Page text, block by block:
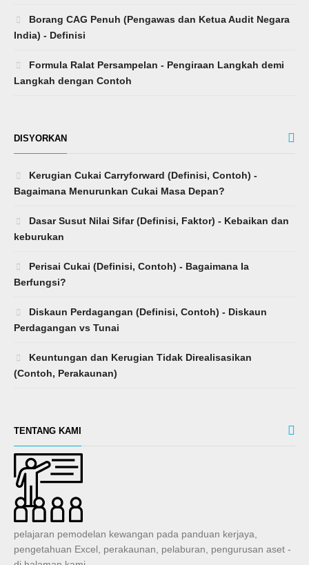
Borang CAG Penuh (Pengawas dan Ketua Audit Negara
India) - Definisi
Formula Ralat Persampelan - Pengiraan Langkah demi
Langkah dengan Contoh
DISYORKAN
Kerugian Cukai Carryforward (Definisi, Contoh) -
Bagaimana Menurunkan Cukai Masa Depan?
Dasar Susut Nilai Sifar (Definisi, Faktor) - Kebaikan dan
keburukan
Perisai Cukai (Definisi, Contoh) - Bagaimana Ia
Berfungsi?
Diskaun Perdagangan (Definisi, Contoh) - Diskaun
Perdagangan vs Tunai
Keuntungan dan Kerugian Tidak Direalisasikan
(Contoh, Perakaunan)
TENTANG KAMI
pelajaran pemodelan kewangan pada panduan kerjaya,
pengetahuan Excel, perakaunan, pelaburan, pengurusan aset -